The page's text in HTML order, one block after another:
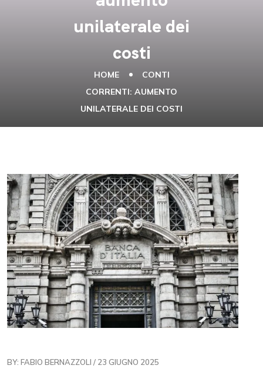
unilaterale dei
costi
HOME
CONTI
CORRENTI: AUMENTO
UNILATERALE DEI COSTI
BY: FABIO BERNAZZOLI / 23 GIUGNO 2025